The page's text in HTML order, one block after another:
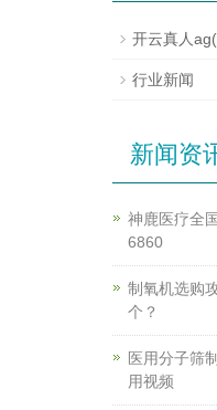
开云真人
行业新闻
新闻资
神鹿医疗全
6860
制氧机选购
个？
医用分子筛
用视频